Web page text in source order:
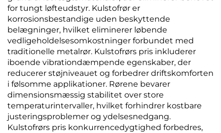
for tungt løfteudstyr. Kulstofrør er
korrosionsbestandige uden beskyttende
belægninger, hvilket eliminerer løbende
vedligeholdelsesomkostninger forbundet med
traditionelle metalrør. Kulstofrørs pris inkluderer
iboende vibrationdæmpende egenskaber, der
reducerer støjniveauet og forbedrer driftskomforten
i følsomme applikationer. Rørene bevarer
dimensionsmæssig stabilitet over store
temperaturintervaller, hvilket forhindrer kostbare
justeringsproblemer og ydelsesnedgang.
Kulstofrørs pris konkurrencedygtighed forbedres,